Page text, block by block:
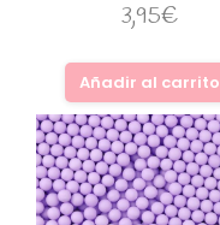
3,95€
Añadir al carrito